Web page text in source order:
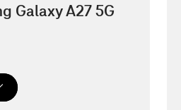
Galaxy A27 5G